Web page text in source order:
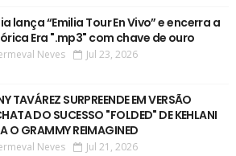
lança “Emilia Tour En Vivo” e encerra a
Era ".mp3" com chave de ouro
Neves Jul 23, 2026
TAVÁREZ SURPREENDE EM VERSÃO
DO SUCESSO "FOLDED" DE KEHLANI
O GRAMMY REIMAGINED
Neves Jul 21, 2026